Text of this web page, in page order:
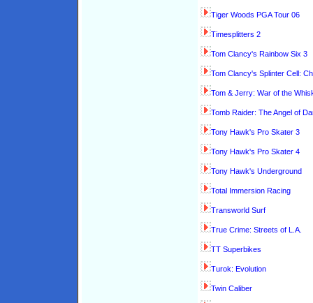
Tiger Woods PGA Tour 06
Timesplitters 2
Tom Clancy's Rainbow Six 3
Tom Clancy's Splinter Cell:
Tom & Jerry: War of the
Tomb Raider: The Angel of
Tony Hawk's Pro Skater 3
Tony Hawk's Pro Skater 4
Tony Hawk's Underground
Total Immersion Racing
Transworld Surf
True Crime: Streets of L.A.
TT Superbikes
Turok: Evolution
Twin Caliber